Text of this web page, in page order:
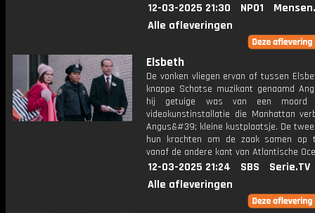
12-03-2025 21:30 NPO1
Alle afleveringen
Elsbeth
De vonken vliegen ervan af tussen
knappe Schotse muzikant genaamd
hij getuige was van een moord
videokunstinstallatie die Manhattan
Angus&#39; kleine kustplaatsje. De
hun krachten om de zaak samen op
vanaf de andere kant van Atlantische
12-03-2025 21:24 SBS
Serie.TV
Alle afleveringen